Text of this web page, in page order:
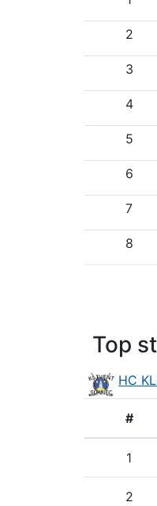
2
3
4
5
6
7
8
Top
HC
#
1
2